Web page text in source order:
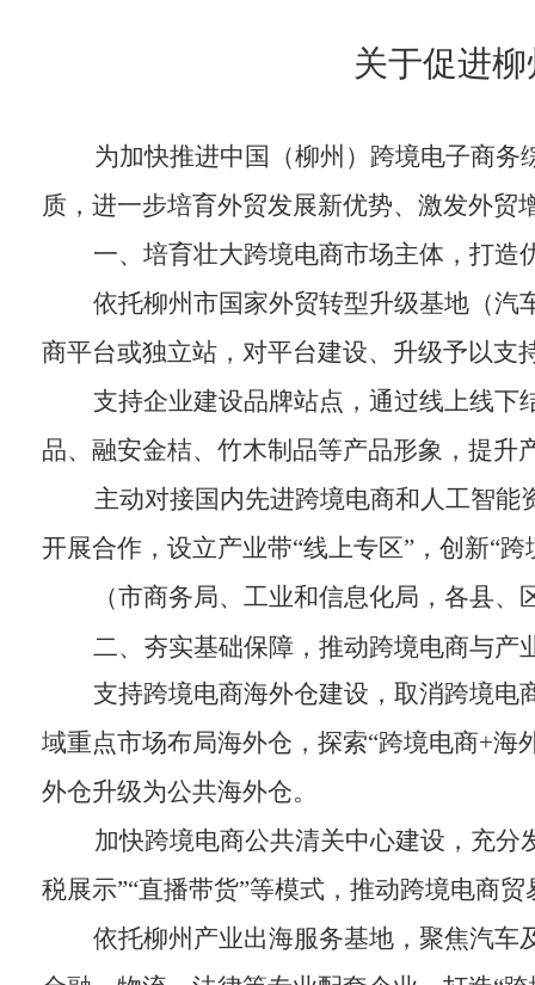
关于促进
为加快推进中国（柳州）跨境电子商务
质 ， 进一步培育外贸发展新优势、激发外贸
一、培育壮大跨境电商市场主体，打
依托柳州市国家外贸转型升级基地（汽
商平台或独立站，对平台建设、升级予以支
支持企业建设品牌站点，通过线上线下
品、融安金桔、竹木制品等产品形象，提升
主动对接国内先进跨境电商和人工智能
开展合作，设立产业带“线上专区” ，创新“跨
（市商务局、工业和信息化局，各县
二、夯实基础保障，推动跨境电商与产
支持跨境电商海外仓建设，取消跨境电
域重点市场布局海外仓，探索“跨境电商+海
外仓升级为公共海外仓。
加快跨境电商公共清关中心建设， 充分
税展示”“直播带货”等模式，推动跨境电商贸
依托柳州产业出海服务基地，聚焦汽车